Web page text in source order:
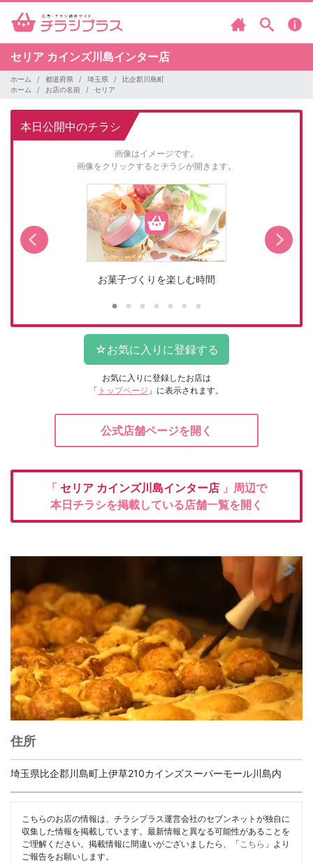
セリア カインズ川島インター店
ホーム 都道府県 埼玉県
比企郡川島町
ホーム
お店の名前 セリア
本日公開中のチラシ
画像はイメージです。
画像をクリックするとチラシが開きます。
お菓子づくりを楽しむ時間
お気に入りに登録したお店は
「 トップページ 」に表示されます。
公式店舗ページを開く
「 セリア カインズ川島インター店 」周辺で
本日チラシを掲載している店舗一覧を開く
住所
埼玉県比企郡川島町上伊草210カインズスーパーモール川島内
こちらのお店の情報は、チラシプラス運営会社のセブンネットが独自に
収集した情報を掲載しています。最新情報と異なる可能性があることを
ご理解ください。掲載情報に間違いがございましたら、「 こちら 」より
ご報告をお願いします。